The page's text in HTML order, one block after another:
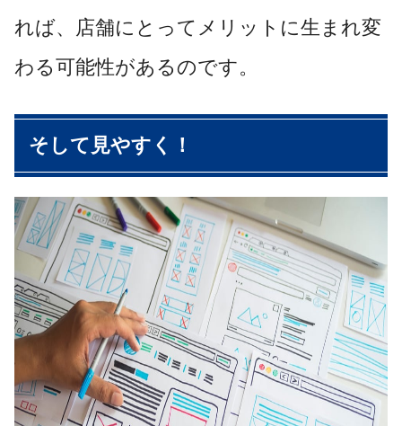
れば、店舗にとってメリットに生まれ変
わる可能性があるのです。
そして見やすく！